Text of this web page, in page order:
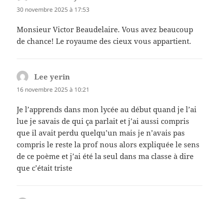
30 novembre 2025 à 17:53
Monsieur Victor Beaudelaire. Vous avez beaucoup
de chance! Le royaume des cieux vous appartient.
Lee yerin
16 novembre 2025 à 10:21
Je l’apprends dans mon lycée au début quand je l’ai
lue je savais de qui ça parlait et j’ai aussi compris
que il avait perdu quelqu’un mais je n’avais pas
compris le reste la prof nous alors expliquée le sens
de ce poème et j’ai été la seul dans ma classe à dire
que c’était triste